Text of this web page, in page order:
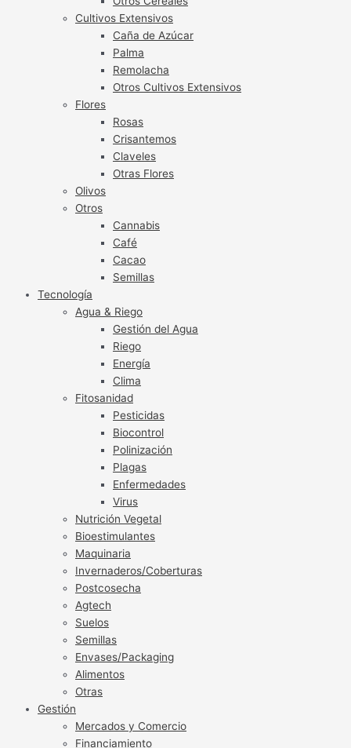
Cultivos Extensivos
Caña de Azúcar
Palma
Remolacha
Otros Cultivos Extensivos
Flores
Rosas
Crisantemos
Claveles
Otras Flores
Olivos
Otros
Cannabis
Café
Cacao
Semillas
Tecnología
Agua & Riego
Gestión del Agua
Riego
Energía
Clima
Fitosanidad
Pesticidas
Biocontrol
Polinización
Plagas
Enfermedades
Virus
Nutrición Vegetal
Bioestimulantes
Maquinaria
Invernaderos/Coberturas
Postcosecha
Agtech
Suelos
Semillas
Envases/Packaging
Alimentos
Otras
Gestión
Mercados y Comercio
Financiamiento